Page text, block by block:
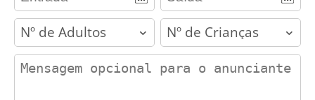
adults children
contact_message